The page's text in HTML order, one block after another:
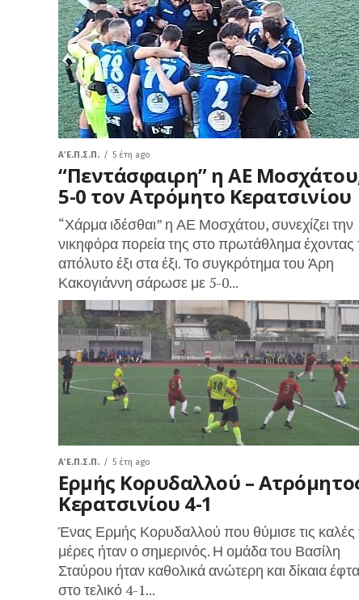
Α΄ Ε.Π.Σ.Π. 5 έτη ago
“Πεντάσφαιρη” η ΑΕ
5-0 τον Ατρόμητο Κερατσινίου
“Χάρμα ιδέσθαι” η ΑΕ Μοσχάτου, συνεχίζει την
νικηφόρα πορεία της στο πρωτάθλημα έχοντας
απόλυτο έξι στα έξι. Το συγκρότημα του Άρη
Κακογιάννη σάρωσε με 5-0...
Α΄ Ε.Π.Σ.Π. 5 έτη ago
Ερμής Κορυδαλλού –
Κερατσινίου 4-1
Ένας Ερμής Κορυδαλλού που θύμισε τις καλές
μέρες ήταν ο σημερινός. Η ομάδα του Βασίλη
Σταύρου ήταν καθολικά ανώτερη και δίκαια
στο τελικό 4-1...